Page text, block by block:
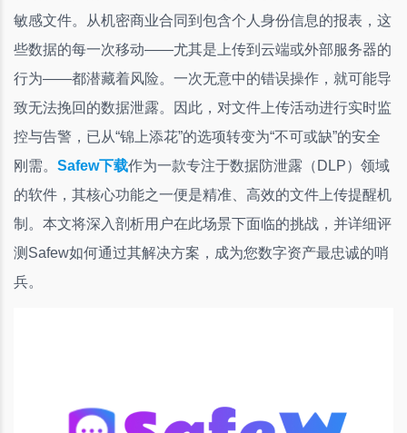
敏感文件。从机密商业合同到包含个人身份信息的报表，这
些数据的每一次移动——尤其是上传到云端或外部服务器的
行为——都潜藏着风险。一次无意中的错误操作，就可能导
致无法挽回的数据泄露。因此，对文件上传活动进行实时监
控与告警，已从“锦上添花”的选项转变为“不可或缺”的安全
刚需。 Safew下载作为一款专注于数据防泄露（DLP）领域
的软件，其核心功能之一便是精准、高效的文件上传提醒机
制。本文将深入剖析用户在此场景下面临的挑战，并详细评
测Safew如何通过其解决方案，成为您数字资产最忠诚的哨
兵。